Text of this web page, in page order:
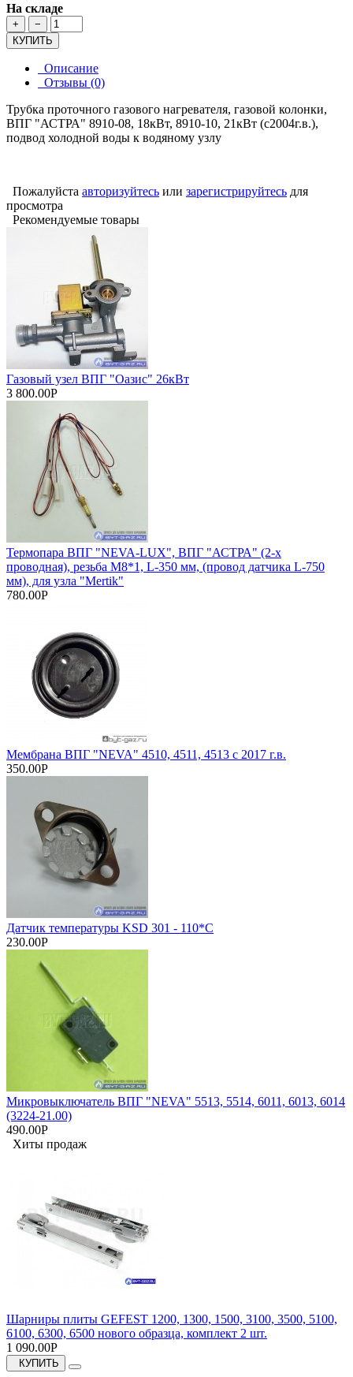
На складе
+
−
КУПИТЬ
Описание
Отзывы (0)
Трубка проточного газового нагревателя, газовой колонки,
ВПГ "АСТРА" 8910-08, 18кВт, 8910-10, 21кВт (с2004г.в.),
подвод холодной воды к водяному узлу
Пожалуйста авторизуйтесь или зарегистрируйтесь для
просмотра
Рекомендуемые товары
Газовый узел ВПГ "Оазис" 26кВт
3 800.00Р
Термопара ВПГ "NEVA-LUX", ВПГ "АСТРА" (2-х
проводная), резьба М8*1, L-350 мм, (провод датчика L-750
мм), для узла "Mertik"
780.00Р
Мембрана ВПГ "NEVA" 4510, 4511, 4513 с 2017 г.в.
350.00Р
Датчик температуры KSD 301 - 110*C
230.00Р
Микровыключатель ВПГ "NEVA" 5513, 5514, 6011, 6013, 6014
(3224-21.00)
490.00Р
Хиты продаж
Шарниры плиты GEFEST 1200, 1300, 1500, 3100, 3500, 5100,
6100, 6300, 6500 нового образца, комплект 2 шт.
1 090.00Р
КУПИТЬ